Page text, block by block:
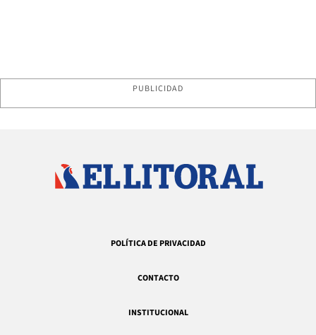
PUBLICIDAD
POLÍTICA DE PRIVACIDAD
CONTACTO
INSTITUCIONAL